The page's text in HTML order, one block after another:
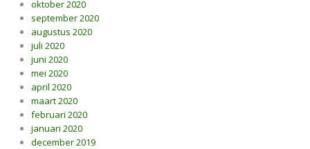
oktober 2020
september 2020
augustus 2020
juli 2020
juni 2020
mei 2020
april 2020
maart 2020
februari 2020
januari 2020
december 2019